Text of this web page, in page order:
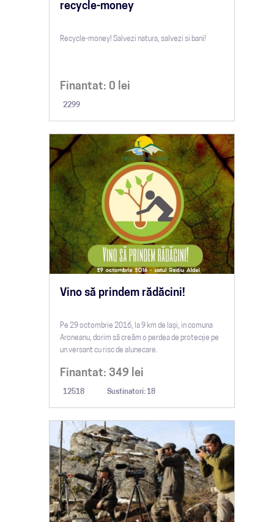
recycle-money
Recycle-money! Salvezi natura, salvezi si bani!
Finantat: 0 lei
2299
Vino să prindem rădăcini!
Pe 29 octombrie 2016, la 9 km de Iași, in comuna
Aroneanu, dorim să creăm o perdea de protecție pe
un versant cu risc de alunecare.
Finantat: 349 lei
12518 Sustinatori: 18